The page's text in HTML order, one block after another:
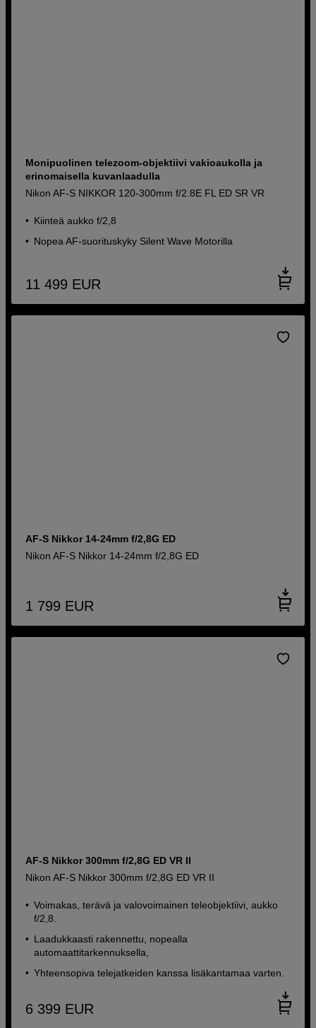
Monipuolinen telezoom-objektiivi vakioaukolla ja
erinomaisella kuvanlaadulla
Nikon AF-S NIKKOR 120-300mm f/2.8E FL ED SR VR
Kiinteä aukko f/2,8
Nopea AF-suorituskyky Silent Wave Motorilla
11 499 EUR
AF-S Nikkor 14-24mm f/2,8G ED
Nikon AF-S Nikkor 14-24mm f/2,8G ED
1 799 EUR
AF-S Nikkor 300mm f/2,8G ED VR II
Nikon AF-S Nikkor 300mm f/2,8G ED VR II
Voimakas, terävä ja valovoimainen teleobjektiivi, aukko
f/2,8.
Laadukkaasti rakennettu, nopealla
automaattitarkennuksella,
Yhteensopiva telejatkeiden kanssa lisäkantamaa varten.
6 399 EUR